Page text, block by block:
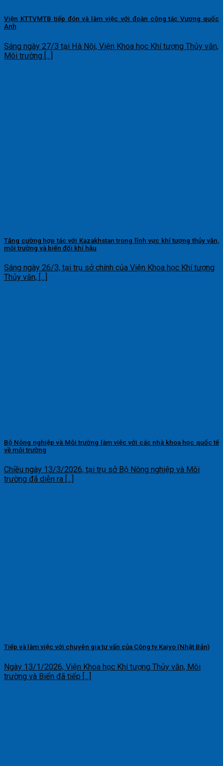
Viện KTTVMTB tiếp đón và làm việc với đoàn công tác Vương quốc
Anh
Sáng ngày 27/3 tại Hà Nội, Viện Khoa học Khí tượng Thủy văn,
Môi trường [...]
Tăng cường hợp tác với Kazakhstan trong lĩnh vực khí tượng thủy văn,
môi trường và biến đổi khí hậu
Sáng ngày 26/3, tại trụ sở chính của Viện Khoa học Khí tượng
Thủy văn, [...]
Bộ Nông nghiệp và Môi trường làm việc với các nhà khoa học quốc tế
về môi trường
Chiều ngày 13/3/2026, tại trụ sở Bộ Nông nghiệp và Môi
trường đã diễn ra [...]
Tiếp và làm việc với chuyên gia tư vấn của Công ty Kaiyo (Nhật Bản)
Ngày 13/1/2026, Viện Khoa học Khí tượng Thủy văn, Môi
trường và Biển đã tiếp [...]